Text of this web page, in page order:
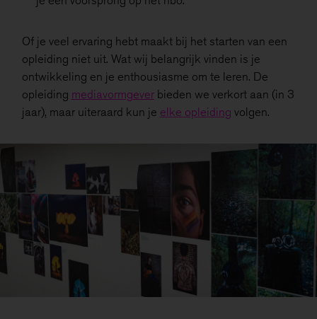
Of je veel ervaring hebt maakt bij het starten van een
opleiding niet uit. Wat wij belangrijk vinden is je
ontwikkeling en je enthousiasme om te leren. De
opleiding mediavormgeverbieden we verkort aan (in 3
jaar), maar uiteraard kun je elke opleiding volgen.